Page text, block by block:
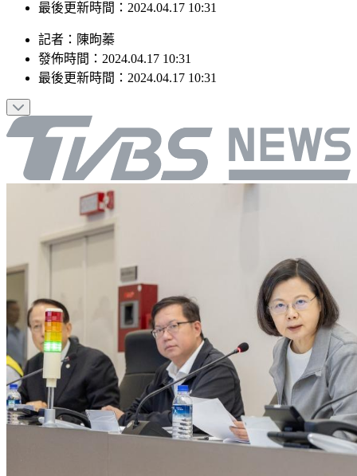
最後更新時間：2024.04.17 10:31
記者 ： 陳昫蓁
發佈時間： 2024.04.17 10:31
最後更新時間： 2024.04.17 10:31